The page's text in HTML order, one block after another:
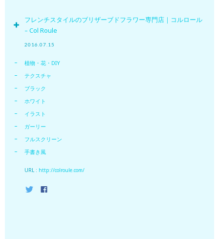
フレンチスタイルのブリザーブドフラワー専門店｜コルロール
– Col Roule
2016.07.15
植物・花・DIY
テクスチャ
ブラック
ホワイト
イラスト
ガーリー
フルスクリーン
手書き風
URL : http://colroule.com/